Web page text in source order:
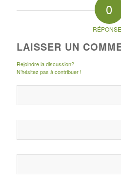
0
LAISSER UN
Rejoindre la discussion?
N’hésitez pas à contribuer !